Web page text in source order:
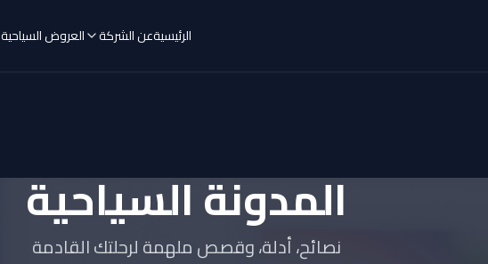
الرئيسيةعن الشركة العروض السياحية
المدونة السياحية
نصائح، أدلة، وقصص ملهمة لرحلتك القادمة